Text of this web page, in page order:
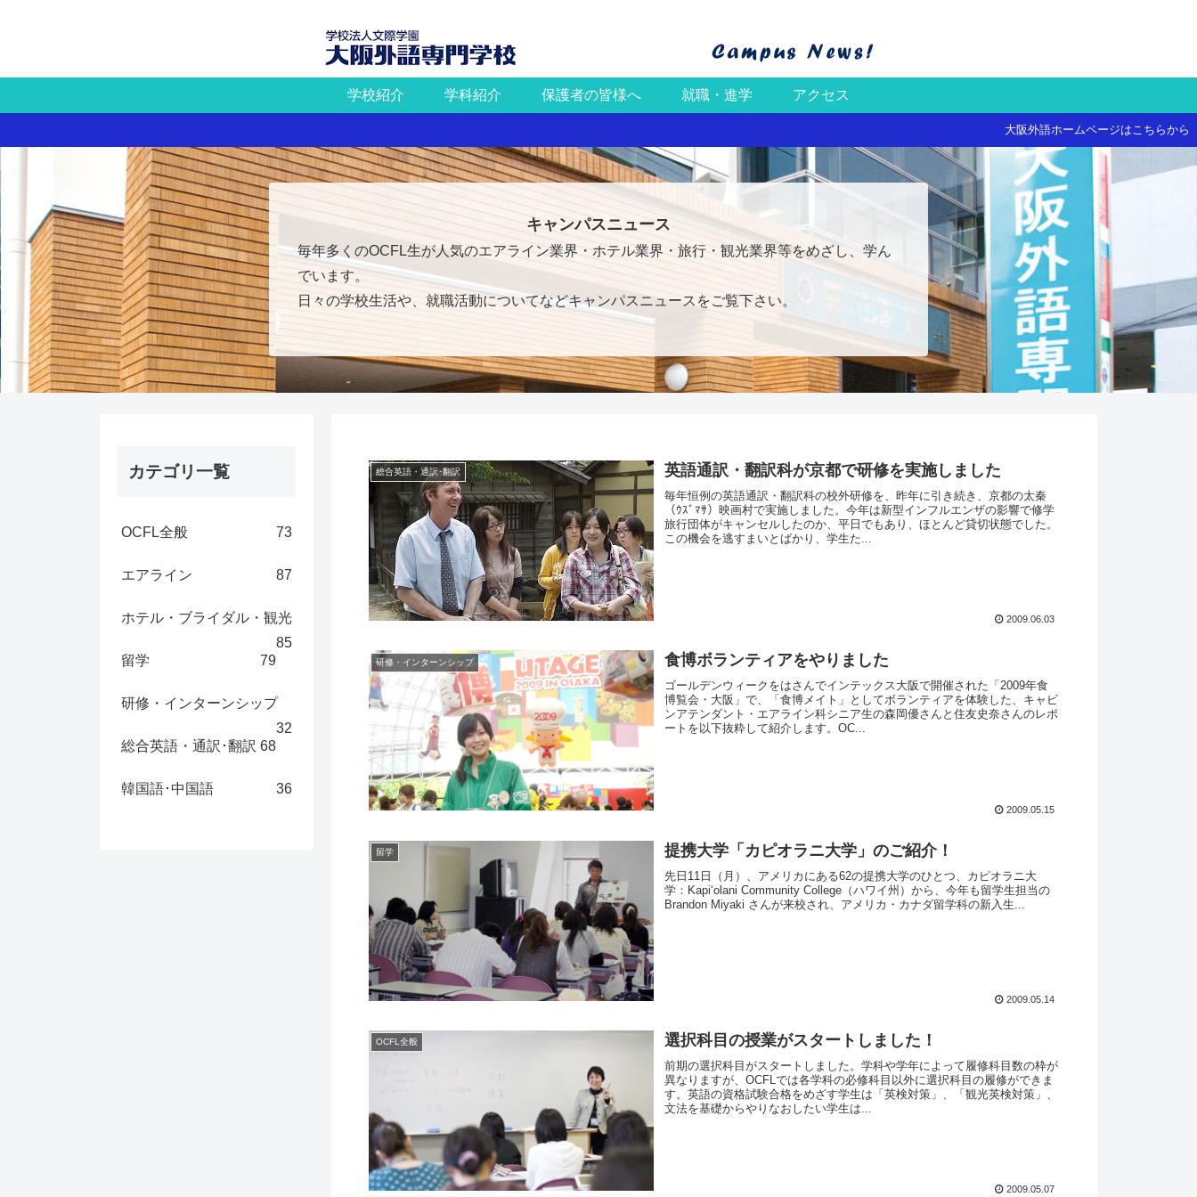
学校紹介 学科紹介 保護者の皆様へ 就職・進学 アクセス
大阪外語ホームページはこちらから
キャンパスニュース
毎年多くのOCFL生が人気のエアライン業界・ホテル業界・旅行・観光業界等をめざし、学ん
でいます。
日々の学校生活や、就職活動についてなどキャンパスニュースをご覧下さい。
総合英語・通訳･翻訳 英語通訳・翻訳科が京都で研修を実施しました
毎年恒例の英語通訳・翻訳科の校外研修を、昨年に引き続き、京都の太秦
（ｳｽﾞﾏｻ）映画村で実施しました。今年は新型インフルエンザの影響で修学
旅行団体がキャンセルしたのか、平日でもあり、ほとんど貸切状態でした。
この機会を逃すまいとばかり、学生た...
2009.06.03
研修・インターンシップ 食博ボランティアをやりました
ゴールデンウィークをはさんでインテックス大阪で開催された「2009年食
博覧会・大阪」で、「食博メイト」としてボランティアを体験した、キャビ
ンアテンダント・エアライン科シニア生の森岡優さんと住友史奈さんのレポ
ートを以下抜粋して紹介します。OC...
2009.05.15
留学 提携大学「カピオラニ大学」のご紹介！
先日11日（月）、アメリカにある62の提携大学のひとつ、カピオラニ大
学：Kapi‘olani Community College（ハワイ州）から、今年も留学生担当の
Brandon Miyaki さんが来校され、アメリカ・カナダ留学科の新入生...
2009.05.14
OCFL全般 選択科目の授業がスタートしました！
前期の選択科目がスタートしました。学科や学年によって履修科目数の枠が
異なりますが、OCFLでは各学科の必修科目以外に選択科目の履修ができま
す。英語の資格試験合格をめざす学生は「英検対策」、「観光英検対策」、
文法を基礎からやりなおしたい学生は...
2009.05.07
カテゴリ一覧
OCFL全般 73
エアライン 87
ホテル・ブライダル・観光
85
留学
79
研修・インターンシップ
32
総合英語・通訳･翻訳 68
韓国語･中国語 36